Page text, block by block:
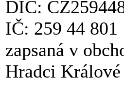
DIČ:
IČ: 259 44 801
zapsaná v
Hradci